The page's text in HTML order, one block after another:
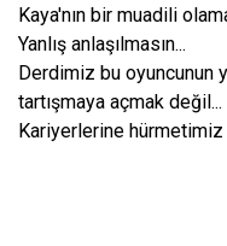
Kaya'nın bir muadili
Yanlış anlaşılmasın...
Derdimiz bu oyuncunun
tartışmaya açmak değil...
Kariyerlerine hürmetimiz